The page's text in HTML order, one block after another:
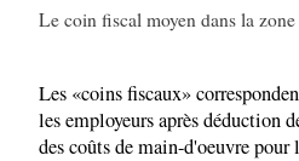
Le coin fiscal moyen dans la
Les «coins fiscaux»
les employeurs après déduction
des coûts de main-d'oeuvre pour